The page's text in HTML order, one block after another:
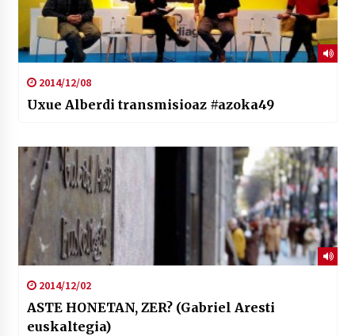
2014/12/08
Uxue Alberdi transmisioaz #azoka49
2014/12/02
ASTE HONETAN, ZER? (Gabriel Aresti
euskaltegia)